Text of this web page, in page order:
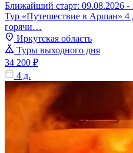
Ближайший старт: 09.08.2026 -
Тур «Путешествие в Аршан»
горячи…
Иркутская область
Туры выходного дня
34 200 ₽
4 д.